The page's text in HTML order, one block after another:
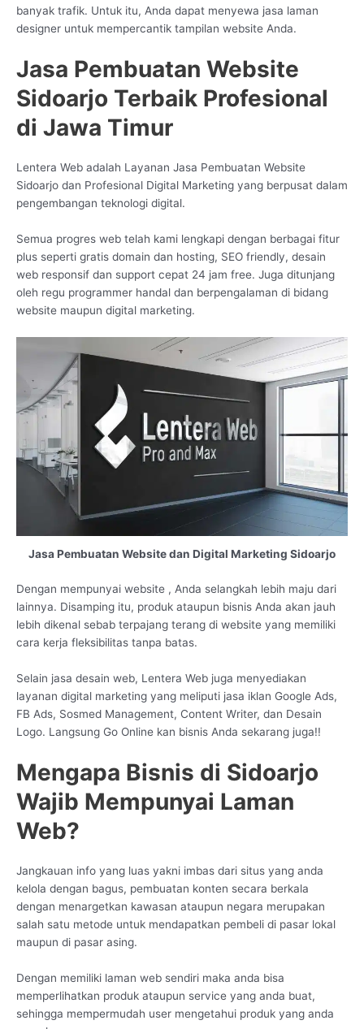
banyak trafik. Untuk itu, Anda dapat menyewa jasa laman
designer untuk mempercantik tampilan website Anda.
Jasa Pembuatan Website
Sidoarjo Terbaik Profesional
di Jawa Timur
Lentera Web adalah Layanan Jasa Pembuatan Website
Sidoarjo dan Profesional Digital Marketing yang berpusat dalam
pengembangan teknologi digital.
Semua progres web telah kami lengkapi dengan berbagai fitur
plus seperti gratis domain dan hosting, SEO friendly, desain
web responsif dan support cepat 24 jam free. Juga ditunjang
oleh regu programmer handal dan berpengalaman di bidang
website maupun digital marketing.
Jasa Pembuatan Website dan Digital Marketing Sidoarjo
Dengan mempunyai website , Anda selangkah lebih maju dari
lainnya. Disamping itu, produk ataupun bisnis Anda akan jauh
lebih dikenal sebab terpajang terang di website yang memiliki
cara kerja fleksibilitas tanpa batas.
Selain jasa desain web, Lentera Web juga menyediakan
layanan digital marketing yang meliputi jasa iklan Google Ads,
FB Ads, Sosmed Management, Content Writer, dan Desain
Logo. Langsung Go Online kan bisnis Anda sekarang juga!!
Mengapa Bisnis di Sidoarjo
Wajib Mempunyai Laman
Web?
Jangkauan info yang luas yakni imbas dari situs yang anda
kelola dengan bagus, pembuatan konten secara berkala
dengan menargetkan kawasan ataupun negara merupakan
salah satu metode untuk mendapatkan pembeli di pasar lokal
maupun di pasar asing.
Dengan memiliki laman web sendiri maka anda bisa
memperlihatkan produk ataupun service yang anda buat,
sehingga mempermudah user mengetahui produk yang anda